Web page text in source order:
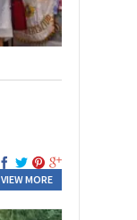
VIEW MORE